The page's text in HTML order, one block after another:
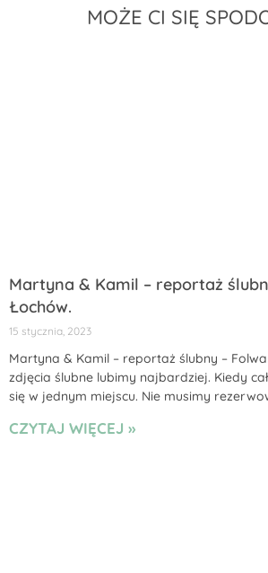
MOŻE CI SIĘ
Martyna & Kamil – reportaż
Łochów.
15 stycznia, 2023
Martyna & Kamil – reportaż ślubny –
zdjęcia ślubne lubimy najbardziej. Kiedy
się w jednym miejscu. Nie musimy
CZYTAJ WIĘCEJ »